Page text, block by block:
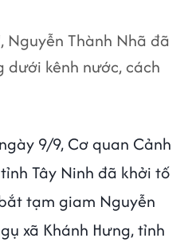
Nguyễn Thành Nhã đã
kênh nước, cách
9/9, Cơ quan Cảnh
Tây Ninh đã khởi tố
tạm giam Nguyễn
xã Khánh Hưng, tỉnh